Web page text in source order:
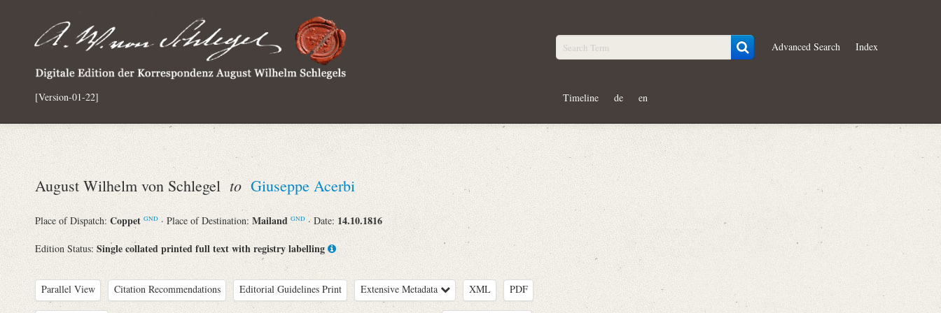
[Version-01-22]
Advanced Search Index
Timeline de en
August Wilhelm von Schlegel to Giuseppe Acerbi
Place of Dispatch: Coppet GND · Place of Destination: Mailand GND · Date: 14.10.1816
Edition Status: Single collated printed full text with registry labelling
Parallel View Citation Recommendations Editorial Guidelines Print Extensive Metadata XML PDF